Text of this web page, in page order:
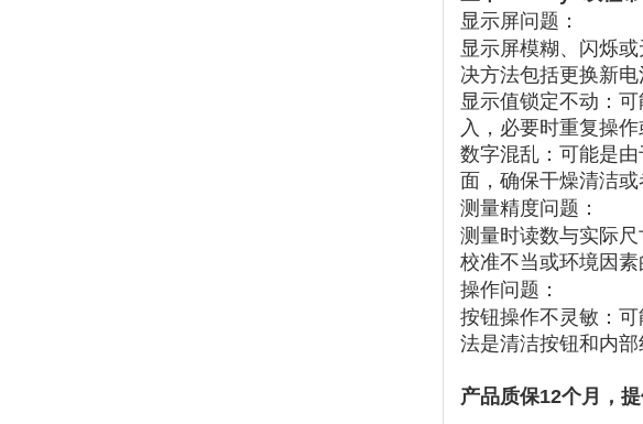
显示屏问题 ‌：
显示屏模糊、闪烁
决方法包括更换新
显示值锁定不动 ：
入，必要时重复操作‌
数字混乱 ：可能是
面，确保干燥清洁‌或
测量精度问题 ‌：
测量时读数与实际
校准不当或环境因
操作问题 ‌：
按钮操作不灵敏 ：
法是清洁按钮和内
产品质保12个月，